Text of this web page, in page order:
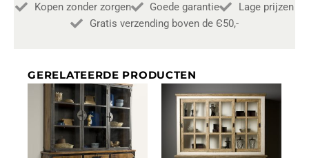
cm
Towerliving
Kopen zonder zorgen Goede garantie
Lage prijzen
Gratis verzending boven de Є50,-
GERELATEERDE PRODUCTEN